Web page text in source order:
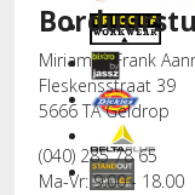
Miriam & Frank
Fleskensstraat 39
5666 TA Geldrop
(040) 285 78 65
Ma-Vr: 9.00 - 18.00